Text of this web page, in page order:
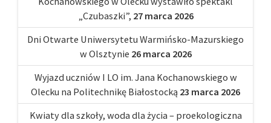
„Czubaszki”, 27 marca 2026
Dni Otwarte Uniwersytetu Warmińsko-Mazurskiego
w Olsztynie 26 marca 2026
Wyjazd uczniów I LO im. Jana Kochanowskiego w
Olecku na Politechnikę Białostocką 23 marca 2026
Kwiaty dla szkoły, woda dla życia – proekologiczna